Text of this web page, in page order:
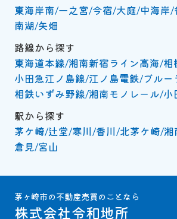
東海岸南 一之宮 今宿 大庭 中海岸
南湖 矢畑
路線から探す
東海道本線 湘南新宿ライン高海 相
小田急江ノ島線 江ノ島電鉄 ブルー
相鉄いずみ野線 湘南モノレール 小
駅から探す
茅ケ崎 辻堂 寒川 香川 北茅ケ崎 湘
倉見 宮山
茅ヶ崎市の不動産売買のことなら
株式会社令和地所